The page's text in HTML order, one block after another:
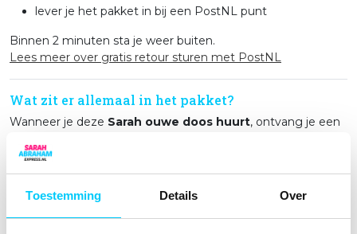
Toestemming Details Over
lever je het pakket in bij een PostNL punt
Binnen 2 minuten sta je weer buiten.
Lees meer over gratis retour sturen met PostNL
Wat zit er allemaal in het pakket?
Wanneer je deze Sarah ouwe doos huurt, ontvang je een
✔ Een krachtige elektrische blower (220 volt,